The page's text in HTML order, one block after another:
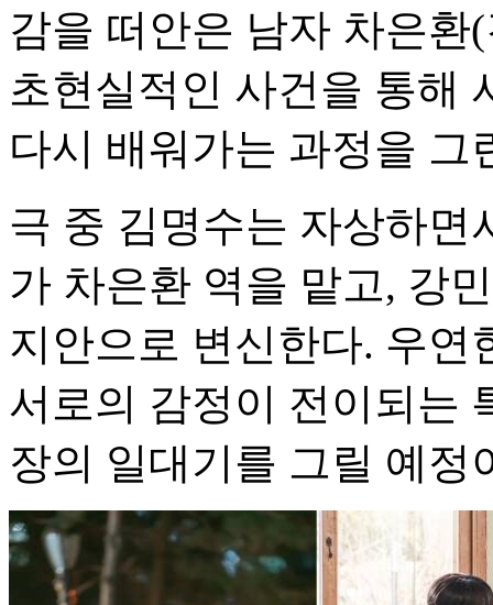
감을 떠안은 남자 차은환
초현실적인 사건을 통해
다시 배워가는 과정을 그
극 중 김명수는 자상하면
가 차은환 역을 맡고, 강
지안으로 변신한다. 우연
서로의 감정이 전이되는
장의 일대기를 그릴 예정